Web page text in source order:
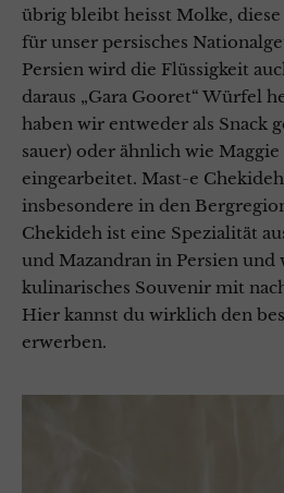
übrig bleibt heisst Molke,
für unser persisches
Persien wird die Flüssigkeit
daraus „Gara Gooret“ Würfel
haben wir entweder als Snack
sauer) oder ähnlich wie
eingearbeitet. Mast-e
insbesondere in den
Chekideh ist eine Spezialität
und Mazandran in Persien und
kulinarisches Souvenir mit
Hier kannst du wirklich den
erwerben.